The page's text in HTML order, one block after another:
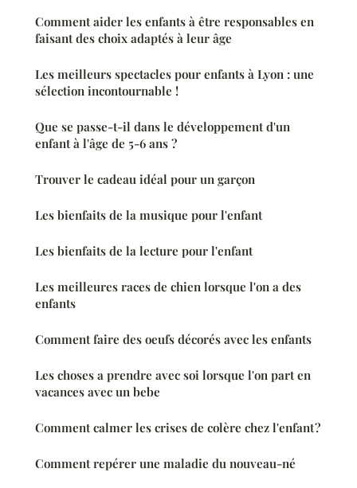
Comment aider les enfants à être responsables en
faisant des choix adaptés à leur âge
Les meilleurs spectacles pour enfants à Lyon : une
sélection incontournable !
Que se passe-t-il dans le développement d'un
enfant à l'âge de 5-6 ans ?
Trouver le cadeau idéal pour un garçon
Les bienfaits de la musique pour l'enfant
Les bienfaits de la lecture pour l'enfant
Les meilleures races de chien lorsque l'on a des
enfants
Comment faire des oeufs décorés avec les enfants
Les choses a prendre avec soi lorsque l'on part en
vacances avec un bebe
Comment calmer les crises de colère chez l'enfant ?
Comment repérer une maladie du nouveau-né